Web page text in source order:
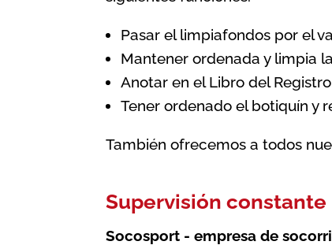
Pasar el limpiafondos por el
Mantener ordenada y limpia
Anotar en el Libro del
Tener ordenado el botiquín y
También ofrecemos a todos
Supervisión constante
Socosport - empresa de